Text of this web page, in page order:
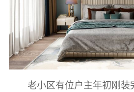
老小区有位户主年初刚装